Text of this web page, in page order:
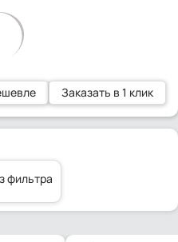
Заказать в 1 клик
фильтра